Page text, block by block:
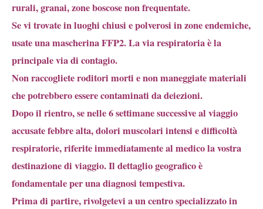
rurali, granai, zone boscose non frequentate.
Se vi trovate in luoghi chiusi e polverosi in zone endemiche,
usate una mascherina FFP2. La via respiratoria è la
principale via di contagio.
Non raccogliete roditori morti e non maneggiate materiali
che potrebbero essere contaminati da deiezioni.
Dopo il rientro, se nelle 6 settimane successive al viaggio
accusate febbre alta, dolori muscolari intensi e difficoltà
respiratorie, riferite immediatamente al medico la vostra
destinazione di viaggio. Il dettaglio geografico è
fondamentale per una diagnosi tempestiva.
Prima di partire, rivolgetevi a un centro specializzato in